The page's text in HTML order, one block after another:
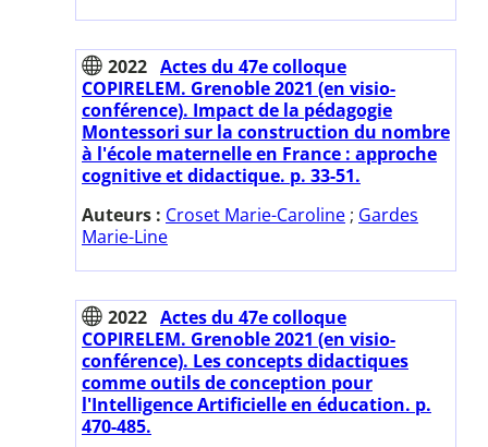
2022 Actes du 47e colloque
COPIRELEM. Grenoble 2021 (en visio-
conférence). Impact de la pédagogie
Montessori sur la construction du nombre
à l'école maternelle en France : approche
cognitive et didactique. p. 33-51.
Auteurs : Croset Marie-Caroline ; Gardes
Marie-Line
2022 Actes du 47e colloque
COPIRELEM. Grenoble 2021 (en visio-
conférence). Les concepts didactiques
comme outils de conception pour
l'Intelligence Artificielle en éducation. p.
470-485.